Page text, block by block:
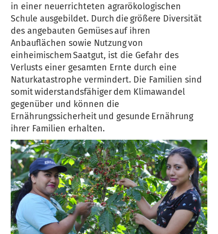
in einer neuerrichteten agrarökologischen
Schule ausgebildet. Durch die größere Diversität
des angebauten Gemüses auf ihren
Anbauflächen sowie Nutzung von
einheimischem Saatgut, ist die Gefahr des
Verlusts einer gesamten Ernte durch eine
Naturkatastrophe vermindert. Die Familien sind
somit widerstandsfähiger dem Klimawandel
gegenüber und können die
Ernährungssicherheit und gesunde Ernährung
ihrer Familien erhalten.